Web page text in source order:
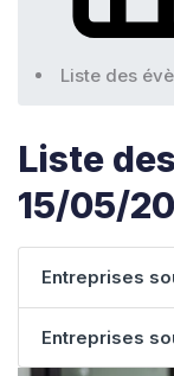
Liste des
Liste
15/05/
Entreprises
Entreprises